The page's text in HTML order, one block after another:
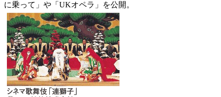
に乗って」や「UKオペラ」を公開。